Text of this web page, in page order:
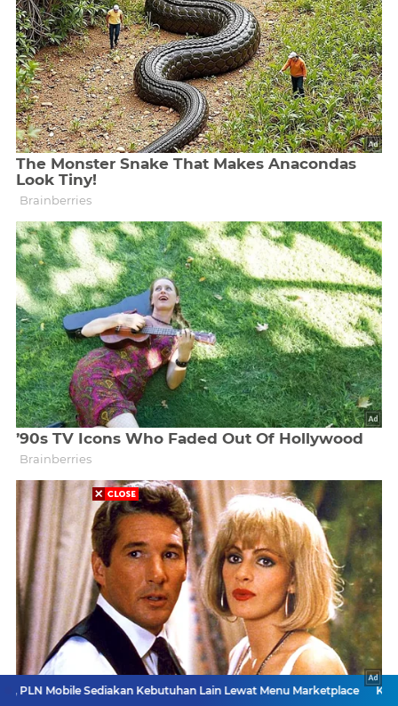
Sediakan Kebutuhan Lain Lewat Menu Marketplace Kasus Pajero